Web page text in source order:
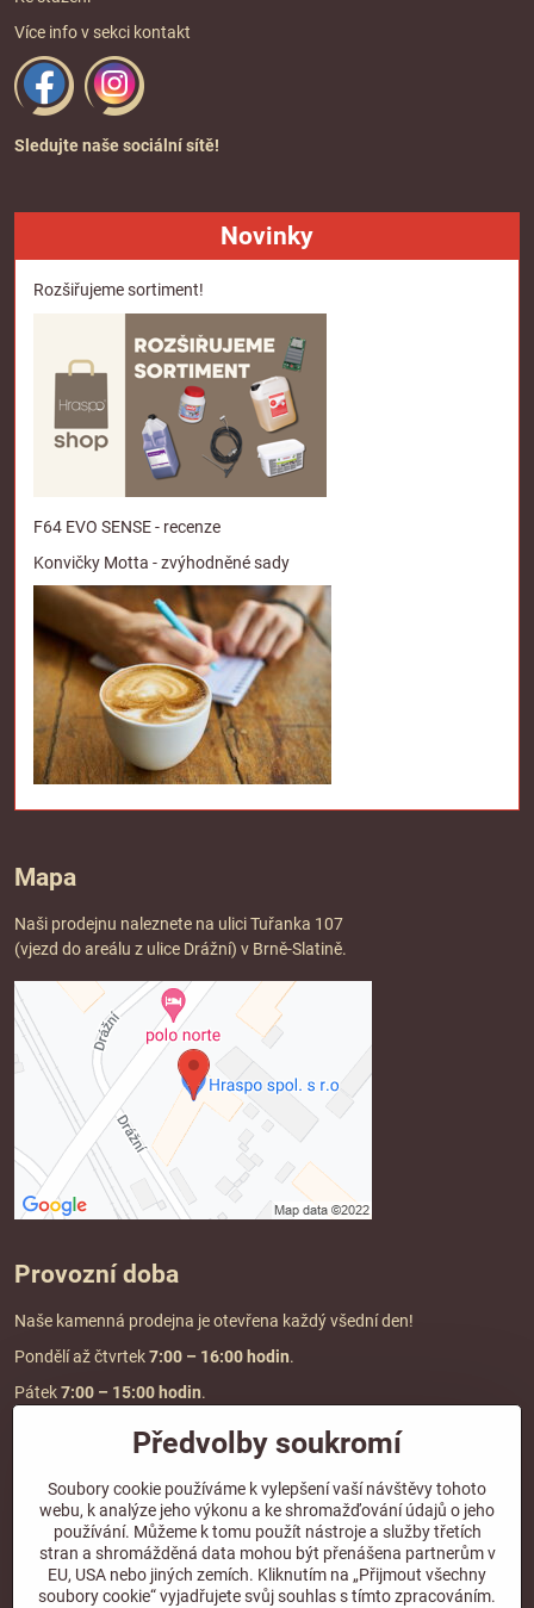
Více info v sekci kontakt
Sledujte naše sociální sítě!
Novinky
Rozšiřujeme sortiment!
F64 EVO SENSE - recenze
Konvičky Motta - zvýhodněné sady
Mapa
Naši prodejnu naleznete na ulici Tuřanka 107
(vjezd do areálu z ulice Drážní) v Brně-Slatině.
Provozní doba
Naše kamenná prodejna je otevřena každý všední den!
Pondělí až čtvrtek7:00 – 16:00 hodin.
Pátek7:00 – 15:00 hodin.
Doprava a platba
DOPRAVA ZDARMA
při objednávce nad2000 Kč vč. DPH.
*Nevztahuje se na paletovou přepravu.
Předvolby soukromí
Soubory cookie používáme k vylepšení vaší návštěvy tohoto
webu, k analýze jeho výkonu a ke shromažďování údajů o jeho
používání. Můžeme k tomu použít nástroje a služby třetích
stran a shromážděná data mohou být přenášena partnerům v
EU, USA nebo jiných zemích. Kliknutím na „Přijmout všechny
soubory cookie“ vyjadřujete svůj souhlas s tímto zpracováním.